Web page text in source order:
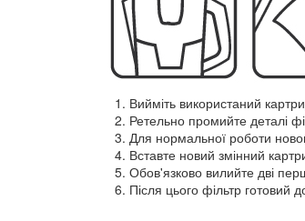
Вийміть використаний
Ретельно промийте деталі
Для нормальної роботи
Вставте новий змінний
Обов'язково вилийте дві
Після цього фільтр готовий